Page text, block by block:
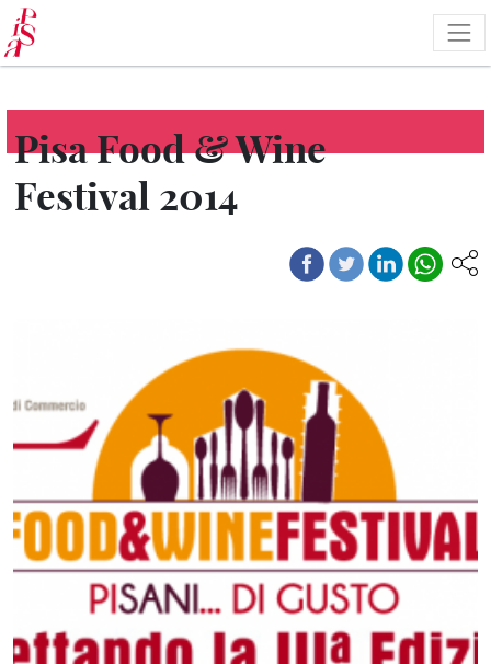
Pasar
al
contenido
principal
Pisa Food & Wine
Festival 2014